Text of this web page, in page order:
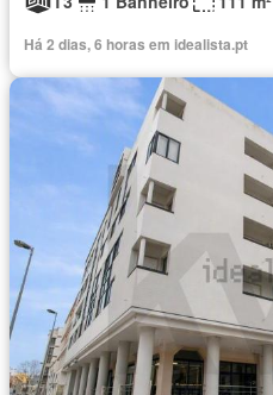
Há 2 dias, 6 horas em idealista.pt